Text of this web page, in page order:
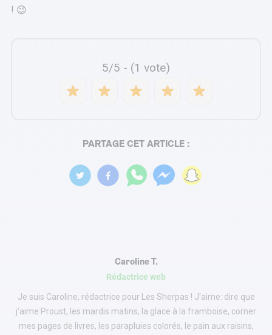
! 😉
5/5 - (1 vote)
Caroline T.
Rédactrice web
Je suis Caroline, rédactrice pour Les Sherpas ! J'aime: dire que
j'aime Proust, les mardis matins, la glace à la framboise, corner
mes pages de livres, les parapluies colorés, le pain aux raisins,
PARTAGE CET ARTICLE :